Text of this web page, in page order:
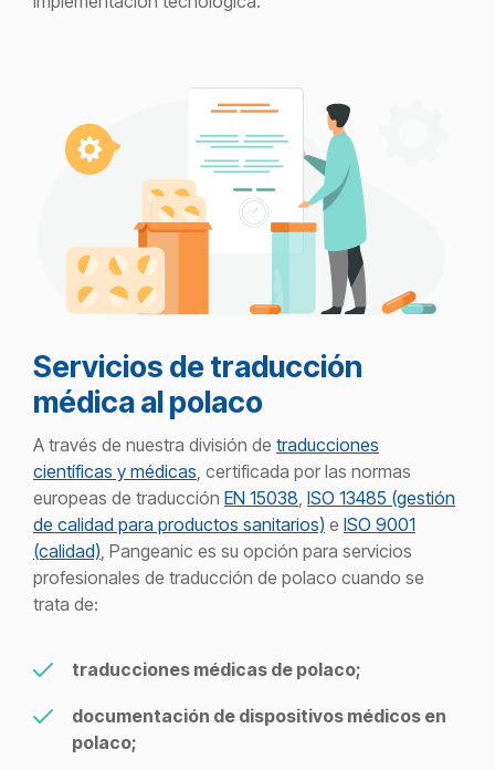
Servicios de traducción
médica al polaco
A través de nuestra división de traducciones
científicas y médicas , certificada por las normas
europeas de traducción EN 15038 ISO 13485 (gestión
de calidad para productos sanitarios) e ISO 9001
(calidad) , Pangeanic es su opción para servicios
profesionales de traducción de polaco cuando se
trata de:
traducciones médicas de polaco;
documentación de dispositivos médicos en
polaco;